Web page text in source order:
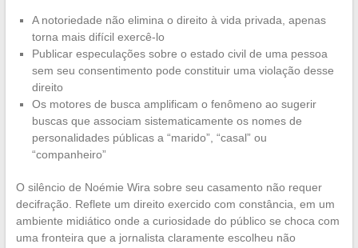
A notoriedade não elimina o direito à vida privada, apenas
torna mais difícil exercê-lo
Publicar especulações sobre o estado civil de uma pessoa
sem seu consentimento pode constituir uma violação desse
direito
Os motores de busca amplificam o fenômeno ao sugerir
buscas que associam sistematicamente os nomes de
personalidades públicas a “marido”, “casal” ou
“companheiro”
O silêncio de Noémie Wira sobre seu casamento não requer
decifração. Reflete um direito exercido com constância, em um
ambiente midiático onde a curiosidade do público se choca com
uma fronteira que a jornalista claramente escolheu não